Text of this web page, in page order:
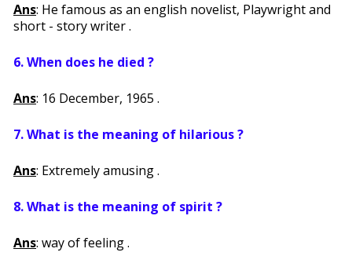
Ans: He famous as an english novelist, Playwright and
short - story writer .
6. When does he died ?
Ans: 16 December, 1965 .
7. What is the meaning of hilarious ?
Ans: Extremely amusing .
8. What is the meaning of spirit ?
Ans: way of feeling .